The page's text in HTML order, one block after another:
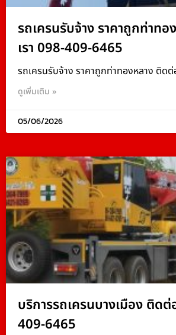
รถเครนรับจ้าง ราคาถูกท่าท
เรา 098-409-6465
รถเครนรับจ้าง ราคาถูกท่าทองหลาง ติดต่
ดูเพิ่มเติม »
05/06/2026
บริการรถเครนบางเมือง ติดต่
409-6465